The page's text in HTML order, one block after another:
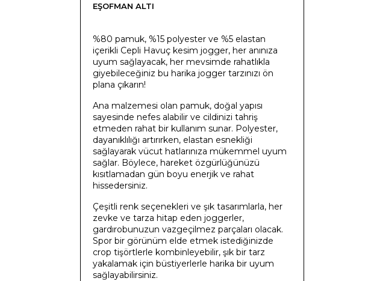
EŞOFMAN ALTI
%80 pamuk, %15 polyester ve %5 elastan
içerikli Cepli Havuç kesim jogger, her anınıza
uyum sağlayacak, her mevsimde rahatlıkla
giyebileceğiniz bu harika jogger tarzınızı ön
plana çıkarın!
Ana malzemesi olan pamuk, doğal yapısı
sayesinde nefes alabilir ve cildinizi tahriş
etmeden rahat bir kullanım sunar. Polyester,
dayanıklılığı artırırken, elastan esnekliği
sağlayarak vücut hatlarınıza mükemmel uyum
sağlar. Böylece, hareket özgürlüğünüzü
kısıtlamadan gün boyu enerjik ve rahat
hissedersiniz.
Çeşitli renk seçenekleri ve şık tasarımlarla, her
zevke ve tarza hitap eden joggerler,
gardırobunuzun vazgeçilmez parçaları olacak.
Spor bir görünüm elde etmek istediğinizde
crop tişörtlerle kombinleyebilir, şık bir tarz
yakalamak için büstiyerlerle harika bir uyum
sağlayabilirsiniz.